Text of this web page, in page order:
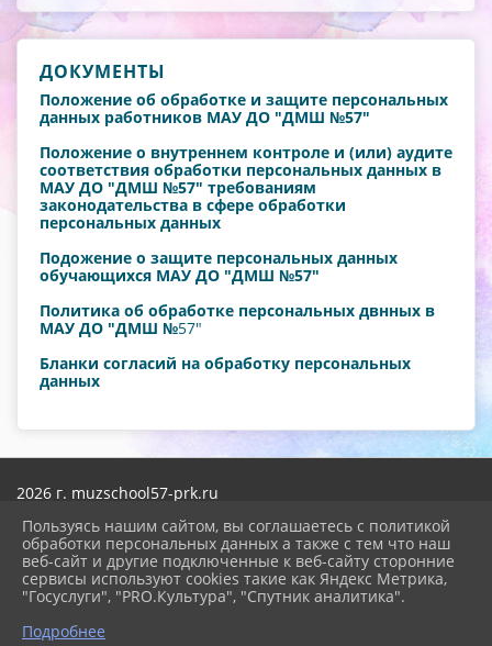
ДОКУМЕНТЫ
Положение об обработке и защите персональных
данных работников МАУ ДО "ДМШ №57"
Положение о внутреннем контроле и (или) аудите
соответствия обработки персональных данных в
МАУ ДО "ДМШ №57" требованиям
законодательства в сфере обработки
персональных данных
Подожение о защите персональных данных
обучающихся МАУ ДО "ДМШ №57"
Политика об обработке персональных двнных в
МАУ ДО "ДМШ №57"
Бланки согласий на обработку персональных
данных
2026 г. muzschool57-prk.ru
Карта сайта
Политика обработки персональных данных
Сделано на KubCMS
Разработка и поддержка
Пользуясь нашим сайтом, вы соглашаетесь с политикой
обработки персональных данных а также с тем что наш
веб-сайт и другие подключенные к веб-сайту сторонние
сервисы используют cookies такие как Яндекс Метрика,
"Госуслуги", "PRO.Культура", "Спутник аналитика".
Подробнее